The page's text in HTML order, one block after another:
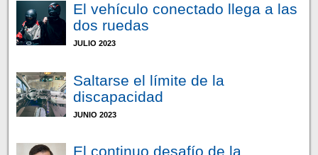
El vehículo conectado llega a las
dos ruedas
JULIO 2023
Saltarse el límite de la
discapacidad
JUNIO 2023
El continuo desafío de la